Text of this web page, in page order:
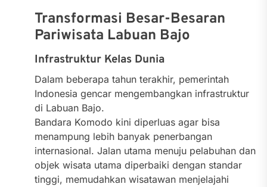
Transformasi Besar-Besaran
Pariwisata Labuan Bajo
Infrastruktur Kelas Dunia
Dalam beberapa tahun terakhir, pemerintah
Indonesia gencar mengembangkan infrastruktur
di Labuan Bajo.
Bandara Komodo kini diperluas agar bisa
menampung lebih banyak penerbangan
internasional. Jalan utama menuju pelabuhan dan
objek wisata utama diperbaiki dengan standar
tinggi, memudahkan wisatawan menjelajahi